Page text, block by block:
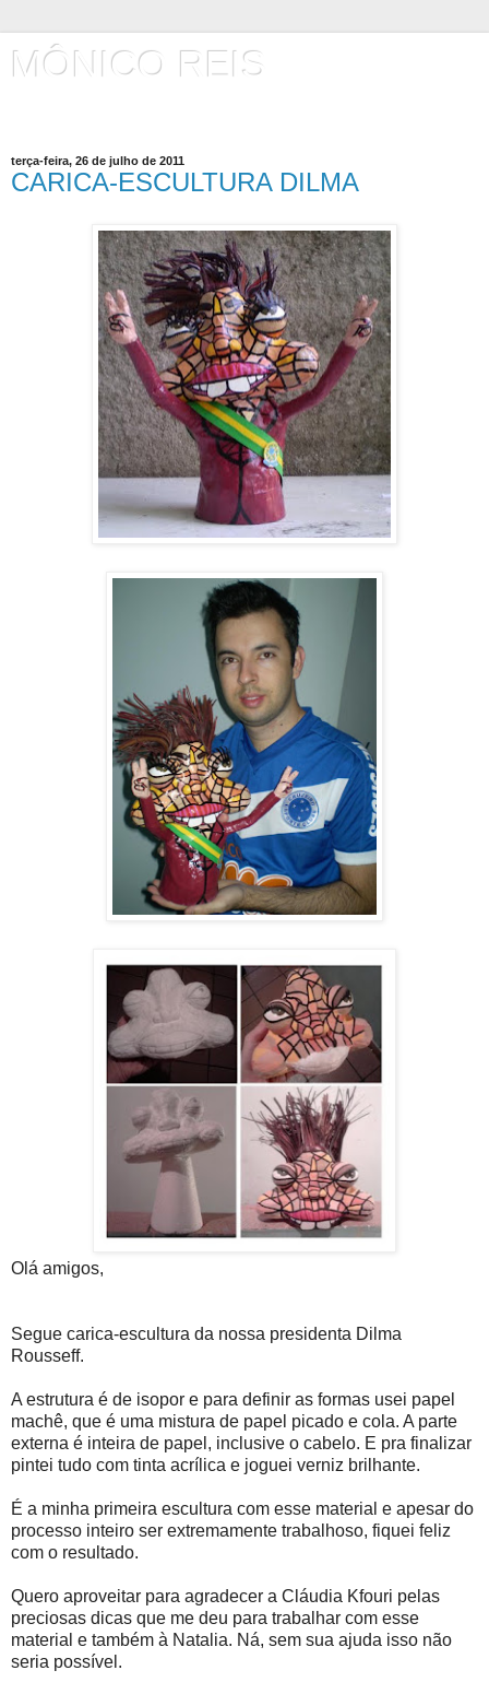
MÔNICO REIS
terça-feira, 26 de julho de 2011
CARICA-ESCULTURA DILMA
Olá amigos,
Segue carica-escultura da nossa presidenta Dilma
Rousseff.
A estrutura é de isopor e para definir as formas usei papel
machê, que é uma mistura de papel picado e cola. A parte
externa é inteira de papel, inclusive o cabelo. E pra finalizar
pintei tudo com tinta acrílica e joguei verniz brilhante.
É a minha primeira escultura com esse material e apesar do
processo inteiro ser extremamente trabalhoso, fiquei feliz
com o resultado.
Quero aproveitar para agradecer a Cláudia Kfouri pelas
preciosas dicas que me deu para trabalhar com esse
material e também à Natalia. Ná, sem sua ajuda isso não
seria possível.